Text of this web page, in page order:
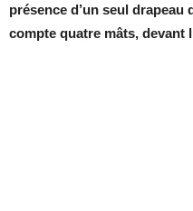
présence d’un seul drapeau
compte quatre mâts, devant